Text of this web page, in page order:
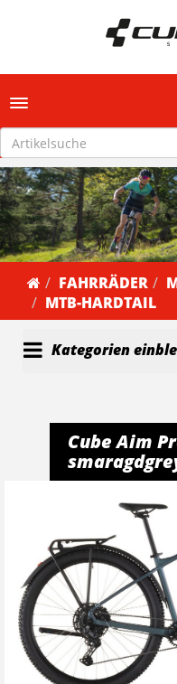
Toggle navigation
FAHRRÄDER
MTB-HARDTAIL
Kategorien
Cube Aim